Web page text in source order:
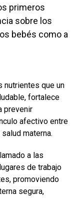
primeros
sobre los
bebés como a
nutrientes que un
fortalece
prevenir
afectivo entre
materna.
a las
de trabajo
promoviendo
segura,